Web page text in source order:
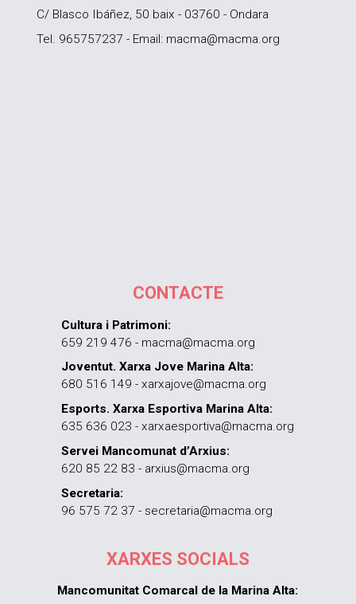
C/ Blasco Ibáñez, 50 baix - 03760 - Ondara
Tel. 965757237 - Email: macma@macma.org
CONTACTE
Cultura i Patrimoni:
659 219 476 - macma@macma.org
Joventut. Xarxa Jove Marina Alta:
680 516 149 - xarxajove@macma.org
Esports. Xarxa Esportiva Marina Alta:
635 636 023 - xarxaesportiva@macma.org
Servei Mancomunat d’Arxius:
620 85 22 83 - arxius@macma.org
Secretaria:
96 575 72 37 - secretaria@macma.org
XARXES SOCIALS
Mancomunitat Comarcal de la Marina Alta: